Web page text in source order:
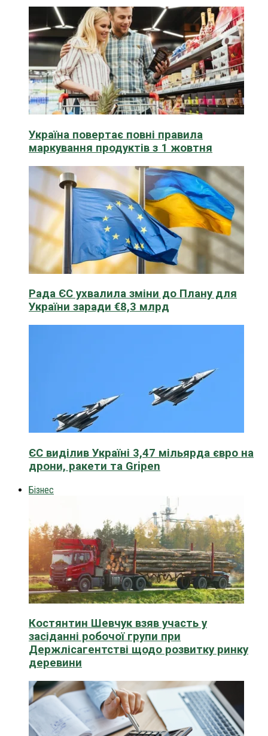
Україна повертає повні правила
маркування продуктів з 1 жовтня
Рада ЄС ухвалила зміни до Плану для
України заради €8,3 млрд
ЄС виділив Україні 3,47 мільярда євро на
дрони, ракети та Gripen
Бізнес
Костянтин Шевчук взяв участь у
засіданні робочої групи при
Держлісагентстві щодо розвитку ринку
деревини